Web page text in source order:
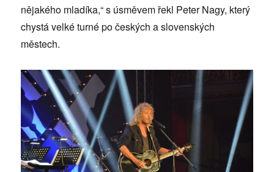
nějakého mladíka,“ s úsměvem řekl Peter Nagy, který
chystá velké turné po českých a slovenských
městech.